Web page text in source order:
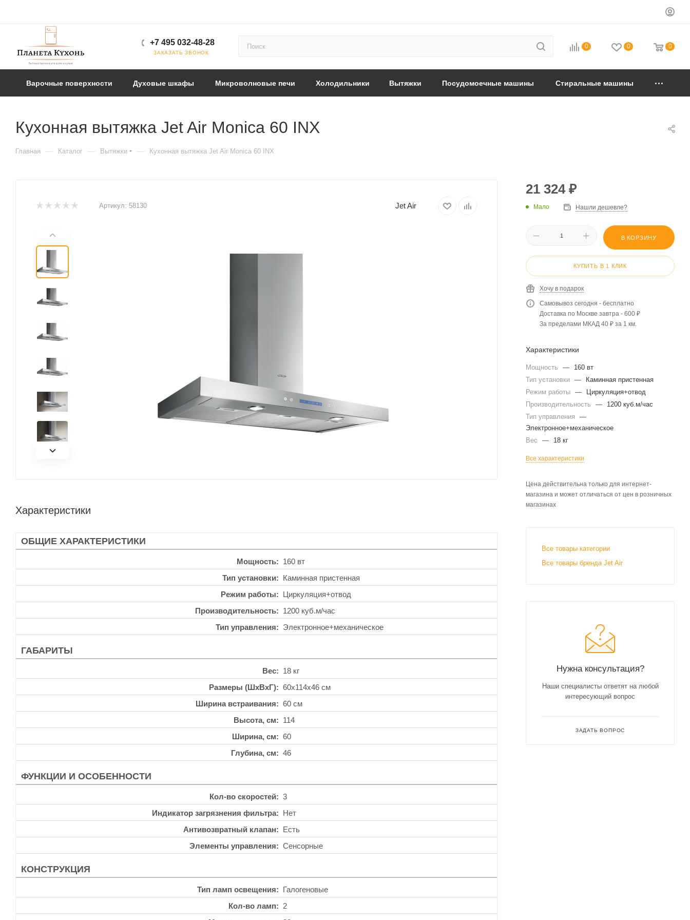
+7 495 032-48-28
ЗАКАЗАТЬ ЗВОНОК
0 0 0
Варочные поверхности Духовые шкафы Микроволновые печи Холодильники Вытяжки Посудомоечные машины Стиральные машины
Кухонная вытяжка Jet Air Monica 60 INX
Главная — Каталог — Вытяжки — Кухонная вытяжка Jet Air Monica 60 INX
Артикул: 58130 Jet Air
Характеристики
ОБЩИЕ ХАРАКТЕРИСТИКИ
Мощность
160 вт
Тип установки
Каминная пристенная
Режим работы
Циркуляция+отвод
Производительность
1200 куб.м/час
Тип управления
Электронное+механическое
ГАБАРИТЫ
Вес
18 кг
Размеры (ШхВхГ)
60x114x46 см
Ширина встраивания
60 см
Высота, см
114
Ширина, см
60
Глубина, см
46
ФУНКЦИИ И ОСОБЕННОСТИ
Кол-во скоростей
3
Индикатор загрязнения фильтра
Нет
Антивозвратный клапан
Есть
Элементы управления
Сенсорные
КОНСТРУКЦИЯ
Тип ламп освещения
Галогеновые
Кол-во ламп
2
21 324₽
Мало Нашли дешевле?
В КОРЗИНУ
КУПИТЬ В 1 КЛИК
Хочу в подарок
Самовывоз сегодня - бесплатно
Доставка по Москве завтра - 600 ₽
За пределами МКАД 40 ₽ за 1 км.
Характеристики
Мощность —
160 вт
Тип установки —
Каминная пристенная
Режим работы —
Циркуляция+отвод
Производительность
—
1200 куб.м/час
Тип управления
—
Электронное+механическое
Вес
— 18 кг
Все характеристики
Цена действительна только для интернет-
магазина и может отличаться от цен в розничных
магазинах
Все товары категории
Все товары бренда Jet Air
Нужна консультация?
Наши специалисты ответят на любой
интересующий вопрос
ЗАДАТЬ ВОПРОС